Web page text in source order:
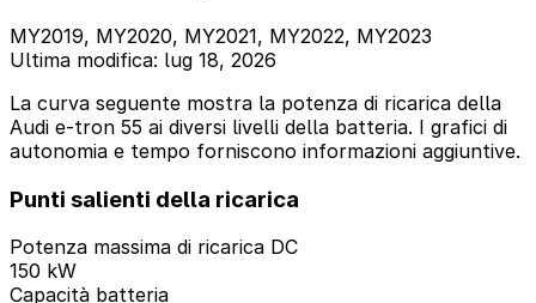
MY2019, MY2020, MY2021, MY2022, MY2023
Ultima modifica: lug 18, 2026
La curva seguente mostra la potenza di ricarica della
Audi e-tron 55 ai diversi livelli della batteria. I grafici di
autonomia e tempo forniscono informazioni aggiuntive.
Punti salienti della ricarica
Potenza massima di ricarica DC
150 kW
Capacità batteria